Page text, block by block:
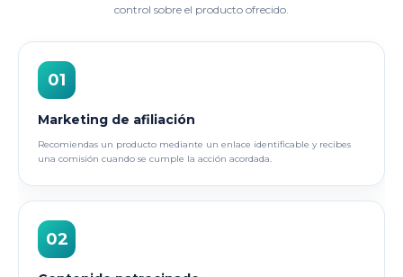
control sobre el producto ofrecido.
01
Marketing de afiliación
Recomiendas un producto mediante un enlace identificable y recibes
una comisión cuando se cumple la acción acordada.
02